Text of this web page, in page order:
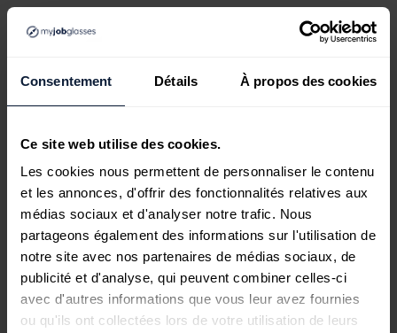
Consentement Détails À propos des cookies
Ce site web utilise des cookies.
Les cookies nous permettent de personnaliser le contenu
et les annonces, d'offrir des fonctionnalités relatives aux
médias sociaux et d'analyser notre trafic. Nous
partageons également des informations sur l'utilisation de
notre site avec nos partenaires de médias sociaux, de
publicité et d'analyse, qui peuvent combiner celles-ci
avec d'autres informations que vous leur avez fournies
ou qu'ils ont collectées lors de votre utilisation de leurs